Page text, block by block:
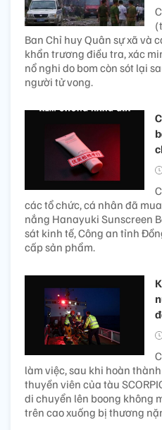
Ban Chỉ huy Quân sự xã và
khẩn trương điều tra, xác
nổ nghi do bom còn sót lại
người tử vong.
các tổ chức, cá nhân đã
nắng Hanayuki Sunscreen
sát kinh tế, Công an tỉnh
cấp sản phẩm.
làm việc, sau khi hoàn
thuyền viên của tàu
di chuyển lên boong không
trên cao xuống bị thương